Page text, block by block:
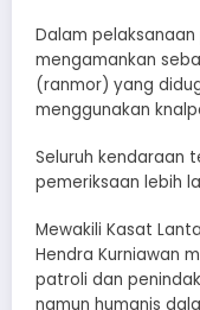
Dalam
mengamankan
(ranmor) yang
menggunakan
Seluruh kendaraan
pemeriksaan lebih
Mewakili Kasat
Hendra Kurniawan
patroli dan
namun humanis